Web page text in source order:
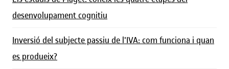
desenvolupament cognitiu
Inversió del subjecte passiu de l'IVA: com funciona i quan
es produeix?